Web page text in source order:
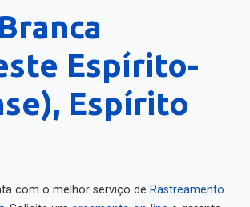
Espírito-
Espírito
com o melhor serviço de Rastreamento